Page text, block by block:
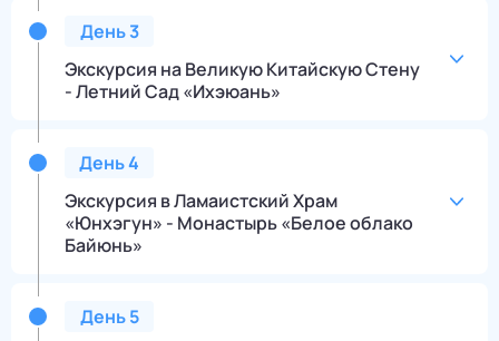
День3
Экскурсия на Великую Китайскую Стену
- Летний Сад «Ихэюань»
День4
Экскурсия в Ламаистский Храм
«Юнхэгун» - Монастырь «Белое облако
Байюнь»
День5